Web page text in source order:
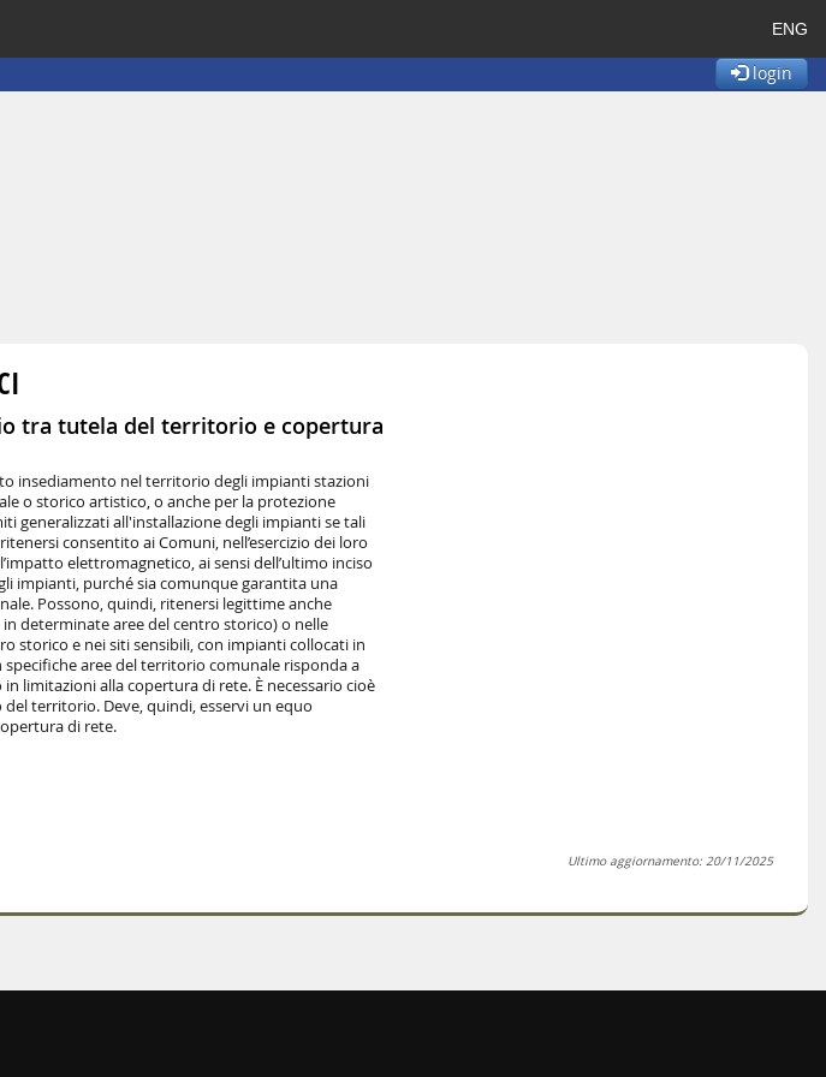
ENG
login
tra tutela del territorio e copertura
insediamento nel territorio degli impianti stazioni
o storico artistico, o anche per la protezione
generalizzati all'installazione degli impianti se tali
consentito ai Comuni, nell’esercizio dei loro
elettromagnetico, ai sensi dell’ultimo inciso
impianti, purché sia comunque garantita una
Possono, quindi, ritenersi legittime anche
determinate aree del centro storico) o nelle
storico e nei siti sensibili, con impianti collocati in
aree del territorio comunale risponda a
limitazioni alla copertura di rete. È necessario cioè
territorio. Deve, quindi, esservi un equo
di rete.
Ultimo aggiornamento: 20/11/2025